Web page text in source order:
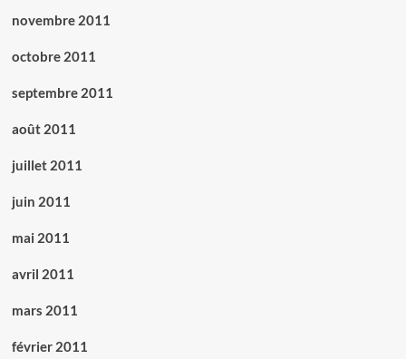
novembre 2011
octobre 2011
septembre 2011
août 2011
juillet 2011
juin 2011
mai 2011
avril 2011
mars 2011
février 2011